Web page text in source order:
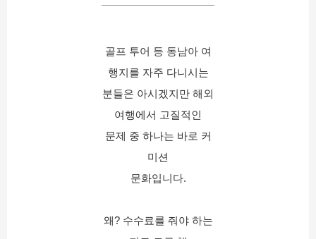
골프 투어 등 동남아 여
행지를 자주 다니시는
분들은 아시겠지만 해외
여행에서 고질적인
문제 중 하나는 바로 커
미션
문화입니다.
왜? 수수료를 줘야 하는